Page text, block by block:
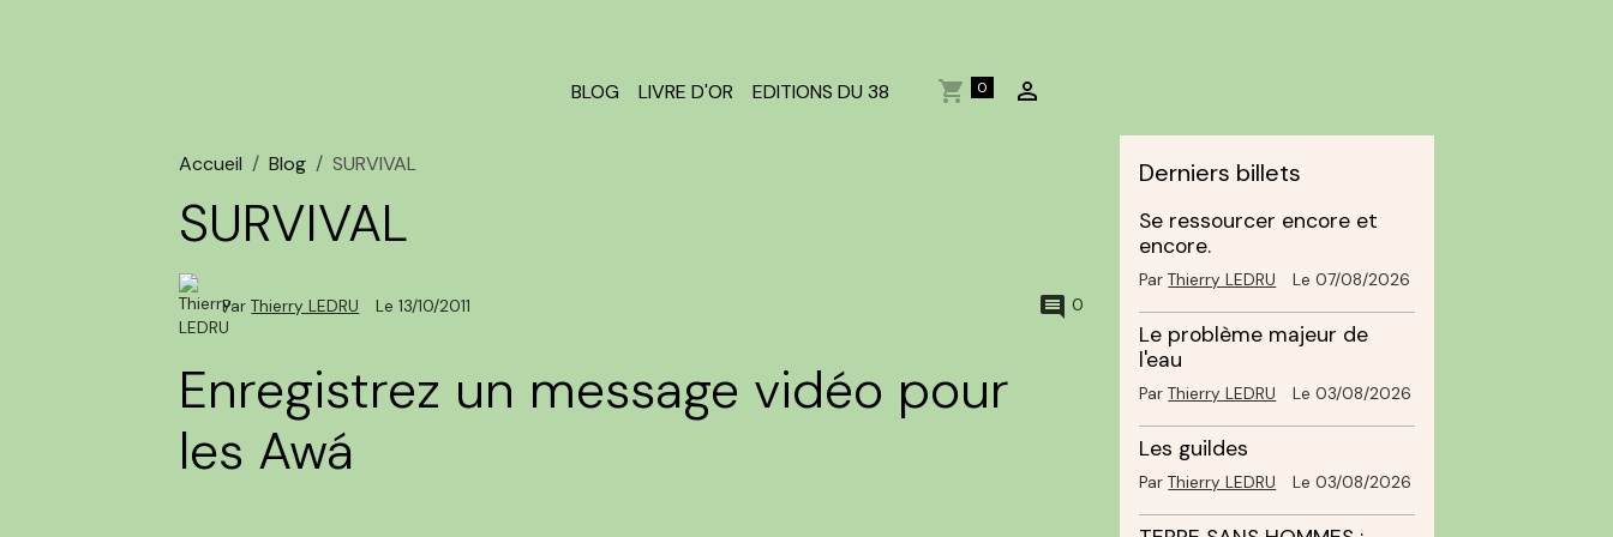
BLOG LIVRE D'OR EDITIONS DU 38 0
Accueil Blog SURVIVAL
SURVIVAL
ParThierry LEDRU Le 13/10/2011 0
Enregistrez un message vidéo pour
les Awá
Derniers billets
Se ressourcer encore et
encore.
ParThierry LEDRU Le 07/08/2026
Le problème majeur de
l'eau
ParThierry LEDRU Le 03/08/2026
Les guildes
ParThierry LEDRU Le 03/08/2026